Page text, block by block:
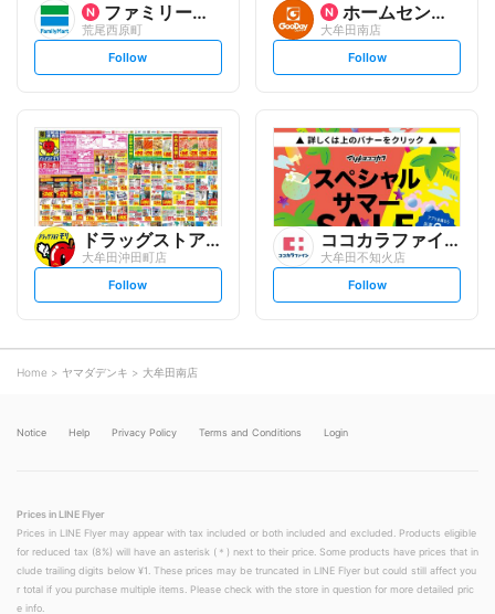
ファミリーマート
荒尾西原町
s
t
l
o
w
Follow
ホームセンター グッデイ
大牟田南店
s
t
l
o
w
Follow
ドラッグストアモリ
大牟田沖田町店
s
t
o
w
Follow
ココカラファイン
大牟田不知火店
s
t
Follow
Home ヤマダデンキ 大牟田南店
Notice Help Privacy Policy Terms and Conditions Login
Prices in LINE Flyer
Prices in LINE Flyer may appear with tax included or both included and excluded. Products eligible
for reduced tax (8%) will have an asterisk (＊) next to their price. Some products have prices that in
clude trailing digits below ¥1. These prices may be truncated in LINE Flyer but could still affect you
r total if you purchase multiple items. Please check with the store in question for more detailed pric
e info.